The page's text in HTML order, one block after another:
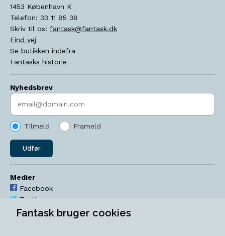
1453 København K
Telefon: 33 11 85 38
Skriv til os: fantask@fantask.dk
Find vej
Se butikken indefra
Fantasks historie
Nyhedsbrev
Indtast søgeord
Tilmeld Frameld
Udfør
Medier
Facebook
Twitter
YouTube
Fantask bruger cookies